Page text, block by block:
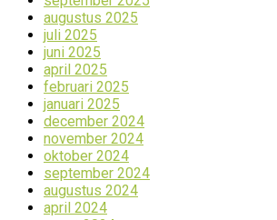
augustus 2025
juli 2025
juni 2025
april 2025
februari 2025
januari 2025
december 2024
november 2024
oktober 2024
september 2024
augustus 2024
april 2024